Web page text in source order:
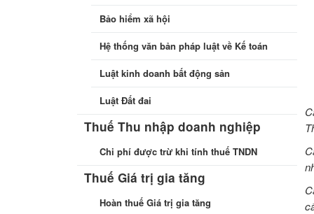
Bảo hiểm xã hội
Hệ thống văn bản pháp luật về Kế toán
Luật kinh doanh bất động sản
Luật Đất đai
Thuế Thu nhập doanh nghiệp
Chi phí được trừ khi tính thuế TNDN
Thuế Giá trị gia tăng
Hoàn thuế Giá trị gia tăng